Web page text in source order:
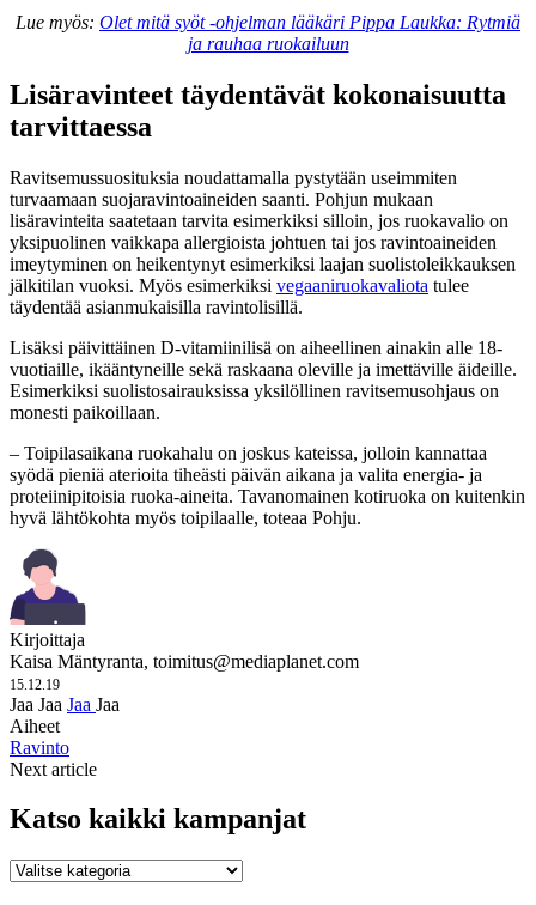
Lue myös: Olet mitä syöt -ohjelman lääkäri Pippa Laukka: Rytmiä
ja rauhaa ruokailuun
Lisäravinteet täydentävät kokonaisuutta
tarvittaessa
Ravitsemussuosituksia noudattamalla pystytään useimmiten
turvaamaan suojaravintoaineiden saanti. Pohjun mukaan
lisäravinteita saatetaan tarvita esimerkiksi silloin, jos ruokavalio on
yksipuolinen vaikkapa allergioista johtuen tai jos ravintoaineiden
imeytyminen on heikentynyt esimerkiksi laajan suolistoleikkauksen
jälkitilan vuoksi. Myös esimerkiksi vegaaniruokavaliota tulee
täydentää asianmukaisilla ravintolisillä.
Lisäksi päivittäinen D-vitamiinilisä on aiheellinen ainakin alle 18-
vuotiaille, ikääntyneille sekä raskaana oleville ja imettäville äideille.
Esimerkiksi suolistosairauksissa yksilöllinen ravitsemusohjaus on
monesti paikoillaan.
– Toipilasaikana ruokahalu on joskus kateissa, jolloin kannattaa
syödä pieniä aterioita tiheästi päivän aikana ja valita energia- ja
proteiinipitoisia ruoka-aineita. Tavanomainen kotiruoka on kuitenkin
hyvä lähtökohta myös toipilaalle, toteaa Pohju.
Kirjoittaja
Kaisa Mäntyranta, toimitus@mediaplanet.com
15.12.19
Jaa Jaa Jaa Jaa
Aiheet
Ravinto
Next article
Katso kaikki kampanjat
Katso